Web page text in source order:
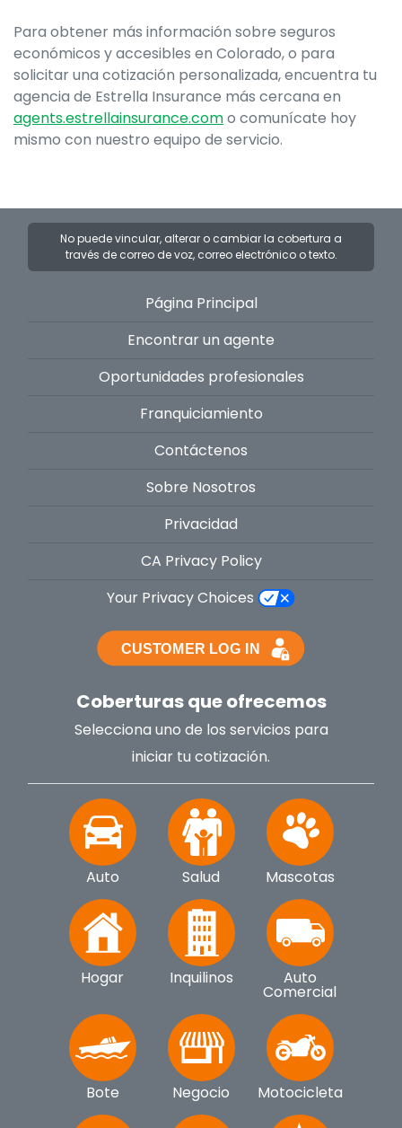
Para obtener más información sobre seguros
económicos y accesibles en Colorado, o para
solicitar una cotización personalizada, encuentra tu
agencia de Estrella Insurance más cercana en
agents.estrellainsurance.como comunícate hoy
mismo con nuestro equipo de servicio.
No puede vincular, alterar o cambiar la cobertura a
través de correo de voz, correo electrónico o texto.
Página Principal
Encontrar un agente
Oportunidades profesionales
Franquiciamiento
Contáctenos
Sobre Nosotros
Privacidad
CA Privacy Policy
Your Privacy Choices
Coberturas que ofrecemos
Selecciona uno de los servicios para
iniciar tu cotización.
Auto Salud Mascotas
Hogar Inquilinos Auto
Comercial
Bote Negocio Motocicleta